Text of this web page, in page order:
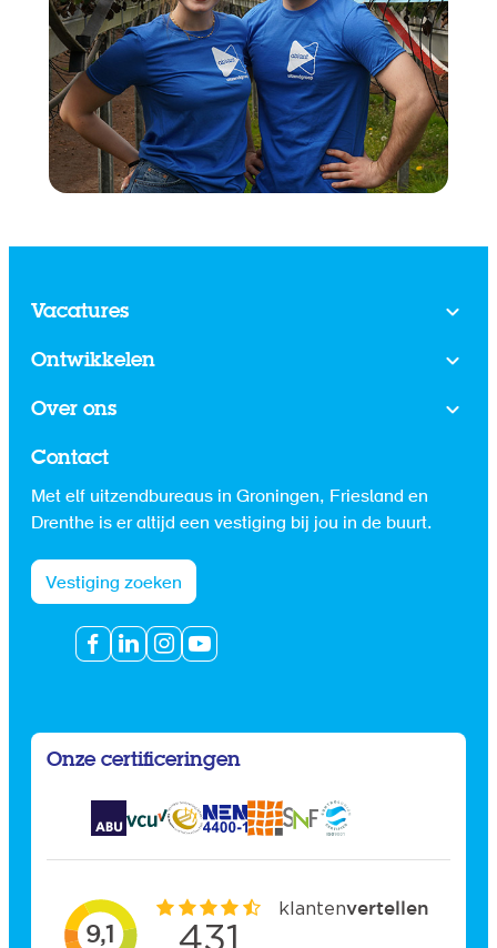
Vacatures
Ontwikkelen
Over ons
Contact
Met elf uitzendbureaus in Groningen, Friesland en
Drenthe is er altijd een vestiging bij jou in de buurt.
Vestiging zoeken
Onze certificeringen